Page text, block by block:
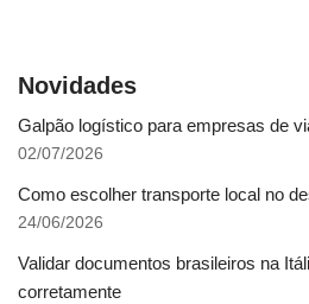
Novidades
Galpão logístico para empresas de
02/07/2026
Como escolher transporte local no
24/06/2026
Validar documentos brasileiros na
corretamente